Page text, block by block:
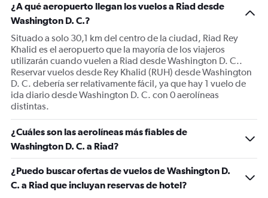
Y
axis
displaying
Number
of
flights.
Range:
0
to
12.
¿A qué aeropuerto llegan los vuelos a Riad desde
Washington D. C.?
Situado a solo 30,1 km del centro de la ciudad, Riad Rey
Khalid es el aeropuerto que la mayoría de los viajeros
utilizarán cuando vuelen a Riad desde Washington D. C..
Reservar vuelos desde Rey Khalid (RUH) desde Washington
D. C. debería ser relativamente fácil, ya que hay 1 vuelo de
ida diario desde Washington D. C. con 0 aerolíneas
distintas.
¿Cuáles son las aerolíneas más fiables de
Washington D. C. a Riad?
¿Puedo buscar ofertas de vuelos de Washington D.
C. a Riad que incluyan reservas de hotel?